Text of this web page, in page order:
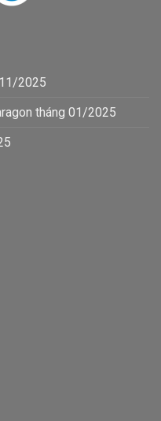
2025
tháng 01/2025